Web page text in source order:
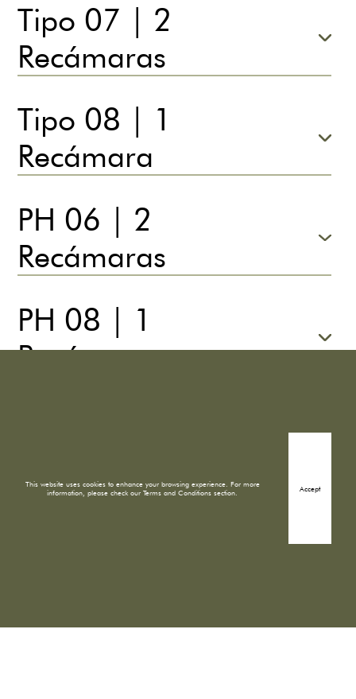
Tipo 07 | 2
Recámaras
Tipo 08 | 1
Recámara
PH 06 | 2
Recámaras
PH 08 | 1
Recámara
This website uses cookies to enhance your browsing experience. For more
information, please check our Terms and Conditions section.
Accept